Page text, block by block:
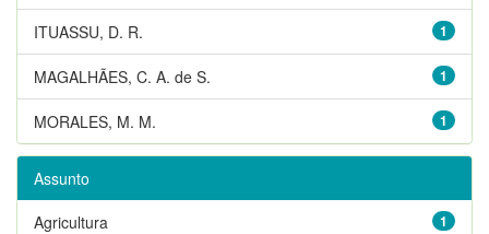
1
ITUASSU, D. R.
1
MAGALHÃES, C. A. de S.
1
MORALES, M. M.
Assunto
1
Agricultura